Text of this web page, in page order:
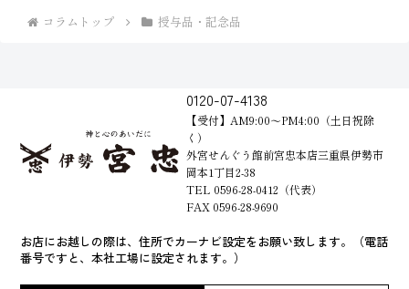
コラムトップ 授与品・記念品
0120-07-4138
【受付】AM9:00～PM4:00（土日祝除
く）
外宮せんぐう館前宮忠本店三重県伊勢市
岡本1丁目2-38
TEL 0596-28-0412（代表）
FAX 0596-28-9690
お店にお越しの際は、住所でカーナビ設定をお願い致します。（電話
番号ですと、本社工場に設定されます。）